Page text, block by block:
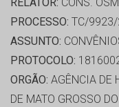
RELATOR: CONS.
PROCESSO: TC/
ASSUNTO:
PROTOCOLO:
ORGÃO: AGÊNCIA DE
DE MATO GROSSO